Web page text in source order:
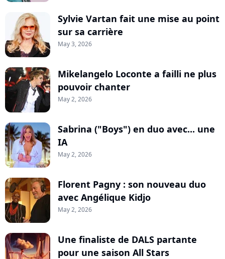
Sylvie Vartan fait une mise au point
sur sa carrière
May 3, 2026
Mikelangelo Loconte a failli ne plus
pouvoir chanter
May 2, 2026
Sabrina ("Boys") en duo avec... une
IA
May 2, 2026
Florent Pagny : son nouveau duo
avec Angélique Kidjo
May 2, 2026
Une finaliste de DALS partante
pour une saison All Stars